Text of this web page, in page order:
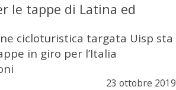
le tappe di Latina ed
cicloturistica targata Uisp sta
in giro per l’Italia
23 ottobre 2019